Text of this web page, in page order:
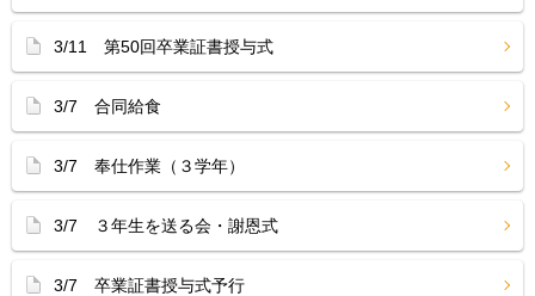
3/11 第50回卒業証書授与式
3/7 合同給食
3/7 奉仕作業（３学年）
3/7 ３年生を送る会・謝恩式
3/7 卒業証書授与式予行